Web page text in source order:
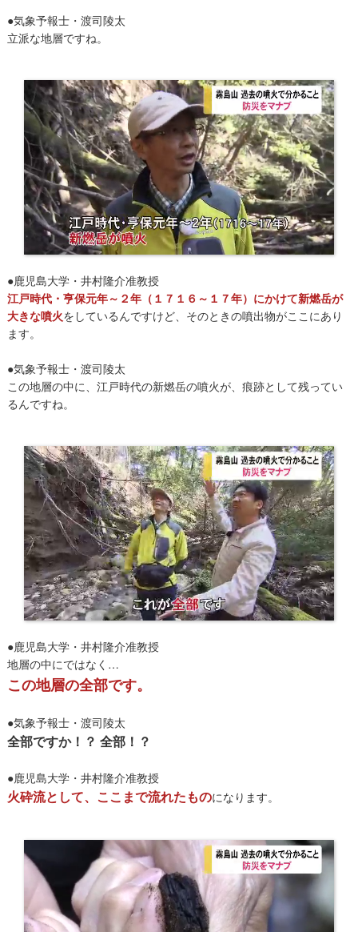
●気象予報士・渡司陵太
立派な地層ですね。
●鹿児島大学・井村隆介准教授
江戸時代・亨保元年～２年（１７１６～１７年）にかけて新燃岳が
大きな噴火をしているんですけど、そのときの噴出物がここにあり
ます。
●気象予報士・渡司陵太
この地層の中に、江戸時代の新燃岳の噴火が、痕跡として残ってい
るんですね。
●鹿児島大学・井村隆介准教授
地層の中にではなく…
この地層の全部です。
●気象予報士・渡司陵太
全部ですか！？ 全部！？
●鹿児島大学・井村隆介准教授
火砕流として、ここまで流れたものになります。